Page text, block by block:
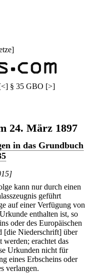
]
<] § 35 GBO [>]
24. März 1897
in das Grundbuch
kann nur durch einen
geführt
auf einer Verfügung von
enthalten ist, so
oder des Europäischen
[die Niederschrift] über
erachtet das
Urkunden nicht für
eines Erbscheins oder
verlangen.